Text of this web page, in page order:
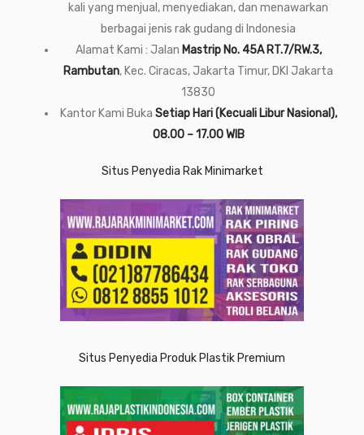
kali yang menjual, menyediakan, dan menawarkan
berbagai jenis rak gudang di Indonesia
Alamat Kami : Jalan Mastrip No. 45A RT.7/RW.3,
Rambutan, Kec. Ciracas, Jakarta Timur, DKI Jakarta
13830
Kantor Kami Buka Setiap Hari (Kecuali Libur Nasional),
08.00 – 17.00 WIB
Situs Penyedia Rak Minimarket
Situs Penyedia Produk Plastik Premium